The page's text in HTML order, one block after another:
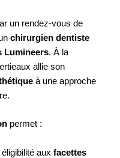
un rendez-vous de
chirurgien dentiste
Lumineers. À la
allie son
à une approche
permet :
aux facettes